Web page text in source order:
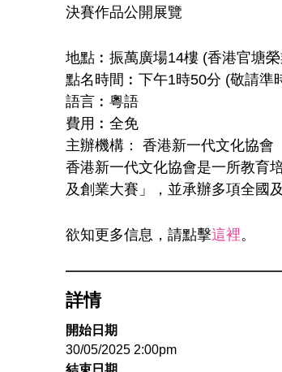
決賽作品公開展覽
地點︰振萬廣場14樓 (香港官塘
點名時間︰下午1時50分 (敬請準
語言︰粵語
費用︰全免
主辦機構： 香港新一代文化協會
香港新一代文化協會是一所教育
及創業大賽」，並承辦多項全國
欲知更多信息，請點擊這裡。
詳情
開始日期
30/05/2025 2:00pm